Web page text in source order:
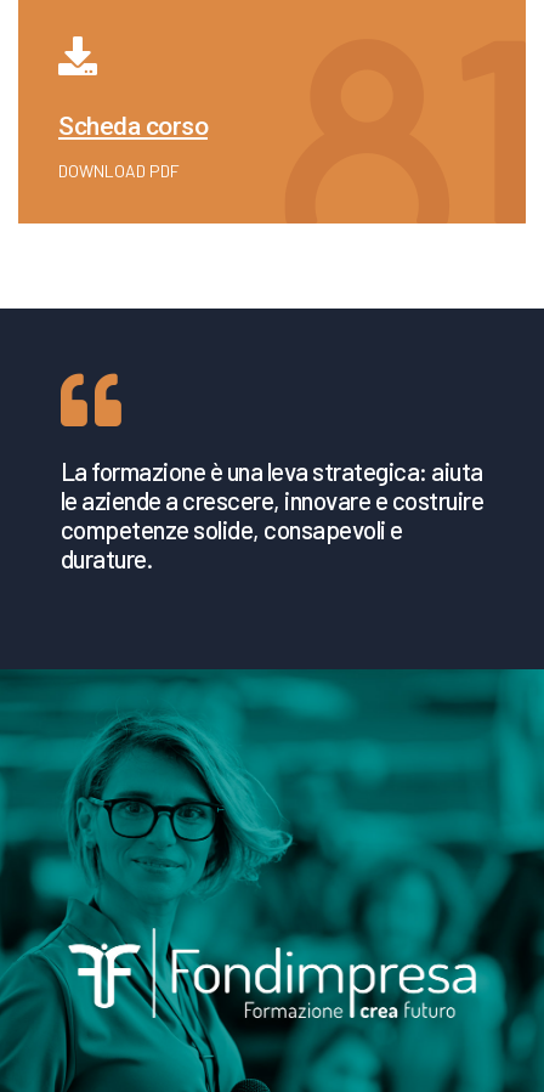
Scheda corso
DOWNLOAD PDF
La formazione è una leva strategica: aiuta
le aziende a crescere, innovare e costruire
competenze solide, consapevoli e
durature.